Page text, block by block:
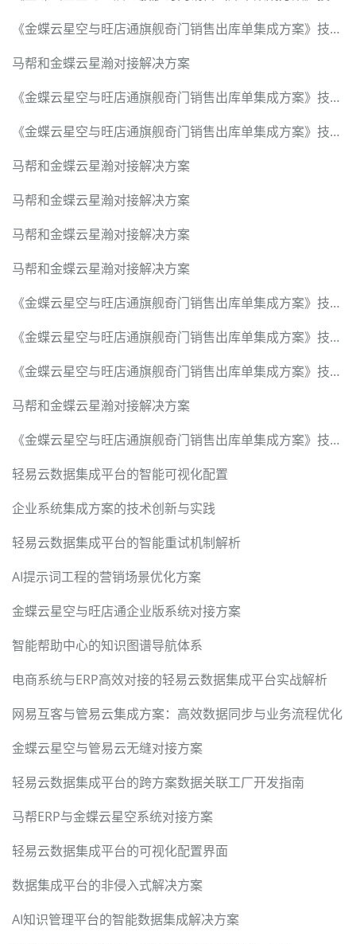
《金蝶云星空与旺店通旗舰奇门销售出库单集成方案》技术可行性调研报告
马帮和金蝶云星瀚对接解决方案
《金蝶云星空与旺店通旗舰奇门销售出库单集成方案》技术可行性调研报告
《金蝶云星空与旺店通旗舰奇门销售出库单集成方案》技术可行性调研报告
马帮和金蝶云星瀚对接解决方案
马帮和金蝶云星瀚对接解决方案
马帮和金蝶云星瀚对接解决方案
马帮和金蝶云星瀚对接解决方案
《金蝶云星空与旺店通旗舰奇门销售出库单集成方案》技术可行性调研报告
《金蝶云星空与旺店通旗舰奇门销售出库单集成方案》技术可行性调研报告
《金蝶云星空与旺店通旗舰奇门销售出库单集成方案》技术可行性调研报告
马帮和金蝶云星瀚对接解决方案
《金蝶云星空与旺店通旗舰奇门销售出库单集成方案》技术可行性调研报告
轻易云数据集成平台的智能可视化配置
企业系统集成方案的技术创新与实践
轻易云数据集成平台的智能重试机制解析
AI提示词工程的营销场景优化方案
金蝶云星空与旺店通企业版系统对接方案
智能帮助中心的知识图谱导航体系
电商系统与ERP高效对接的轻易云数据集成平台实战解析
网易互客与管易云集成方案：高效数据同步与业务流程优化
金蝶云星空与管易云无缝对接方案
轻易云数据集成平台的跨方案数据关联工厂开发指南
马帮ERP与金蝶云星空系统对接方案
轻易云数据集成平台的可视化配置界面
数据集成平台的非侵入式解决方案
AI知识管理平台的智能数据集成解决方案